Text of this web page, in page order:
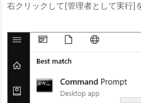
右クリックして[管理者として実行]